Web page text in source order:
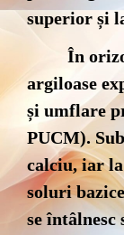
superior și
În
argiloase
și umflare
PUCM).
calciu, iar
soluri
se